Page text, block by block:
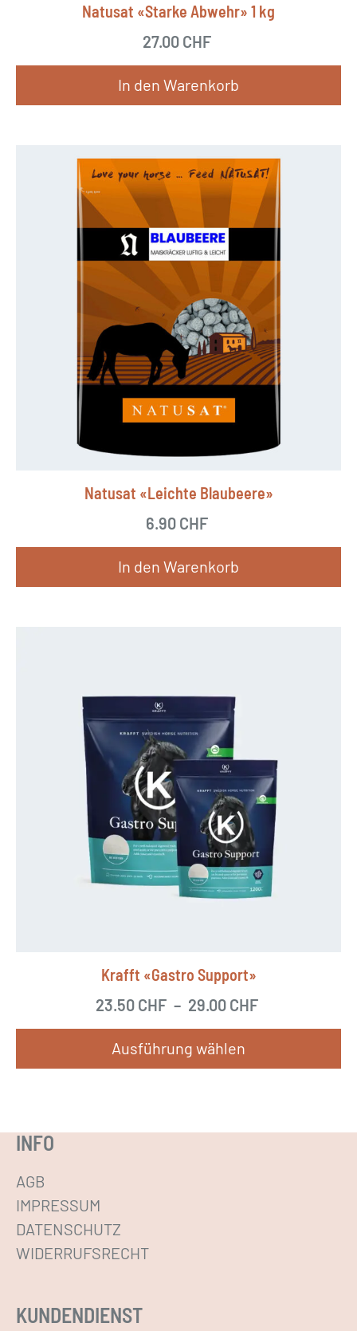
Natusat «Starke Abwehr» 1 kg
27.00 CHF
In den Warenkorb
Natusat «Leichte Blaubeere»
6.90 CHF
In den Warenkorb
Krafft «Gastro Support»
23.50 CHF – 29.00 CHF
Ausführung wählen
e
INFO
AGB
IMPRESSUM
DATENSCHUTZ
WIDERRUFSRECHT
KUNDENDIENST